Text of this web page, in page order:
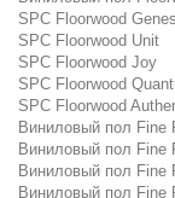
SPC Floorwood
SPC Floorwood Unit
SPC Floorwood Joy
SPC Floorwood
SPC Floorwood
Виниловый пол Fine
Виниловый пол Fine
Виниловый пол Fine
Виниловый пол Fine